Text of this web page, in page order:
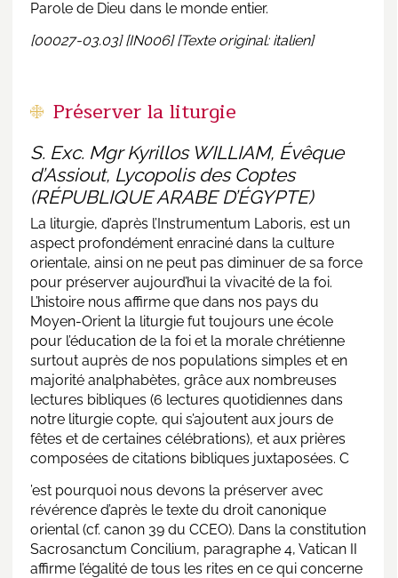
Parole de Dieu dans le monde entier.
[00027-03.03] [IN006] [Texte original: italien]
Préserver la liturgie
S. Exc. Mgr Kyrillos WILLIAM, Évêque
d’Assiout, Lycopolis des Coptes
(RÉPUBLIQUE ARABE D’ÉGYPTE)
La liturgie, d’après l’Instrumentum Laboris, est un
aspect profondément enraciné dans la culture
orientale, ainsi on ne peut pas diminuer de sa force
pour préserver aujourd’hui la vivacité de la foi.
L’histoire nous affirme que dans nos pays du
Moyen-Orient la liturgie fut toujours une école
pour l’éducation de la foi et la morale chrétienne
surtout auprès de nos populations simples et en
majorité analphabètes, grâce aux nombreuses
lectures bibliques (6 lectures quotidiennes dans
notre liturgie copte, qui s’ajoutent aux jours de
fêtes et de certaines célébrations), et aux prières
composées de citations bibliques juxtaposées. C
’est pourquoi nous devons la préserver avec
révérence d’après le texte du droit canonique
oriental (cf. canon 39 du CCEO). Dans la constitution
Sacrosanctum Concilium, paragraphe 4, Vatican II
affirme l’égalité de tous les rites en ce qui concerne